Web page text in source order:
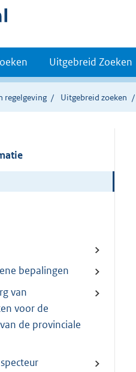
Uitgebreid Zoeken
regelgeving Uitgebreid zoeken
bepalingen
van
voor de
de provinciale